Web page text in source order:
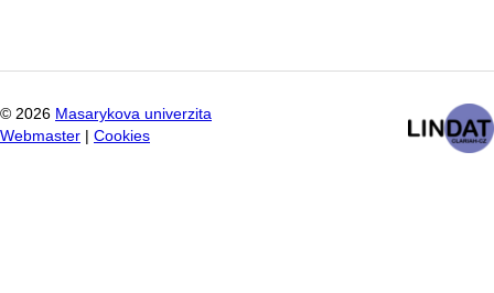
© 2026 Masarykova univerzita
Webmaster
Cookies